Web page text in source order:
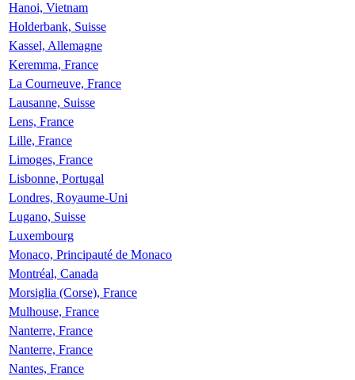
Hanoi, Vietnam
Holderbank, Suisse
Kassel, Allemagne
Keremma, France
La Courneuve, France
Lausanne, Suisse
Lens, France
Lille, France
Limoges, France
Lisbonne, Portugal
Londres, Royaume-Uni
Lugano, Suisse
Luxembourg
Monaco, Principauté de Monaco
Montréal, Canada
Morsiglia (Corse), France
Mulhouse, France
Nanterre, France
Nanterre, France
Nantes, France